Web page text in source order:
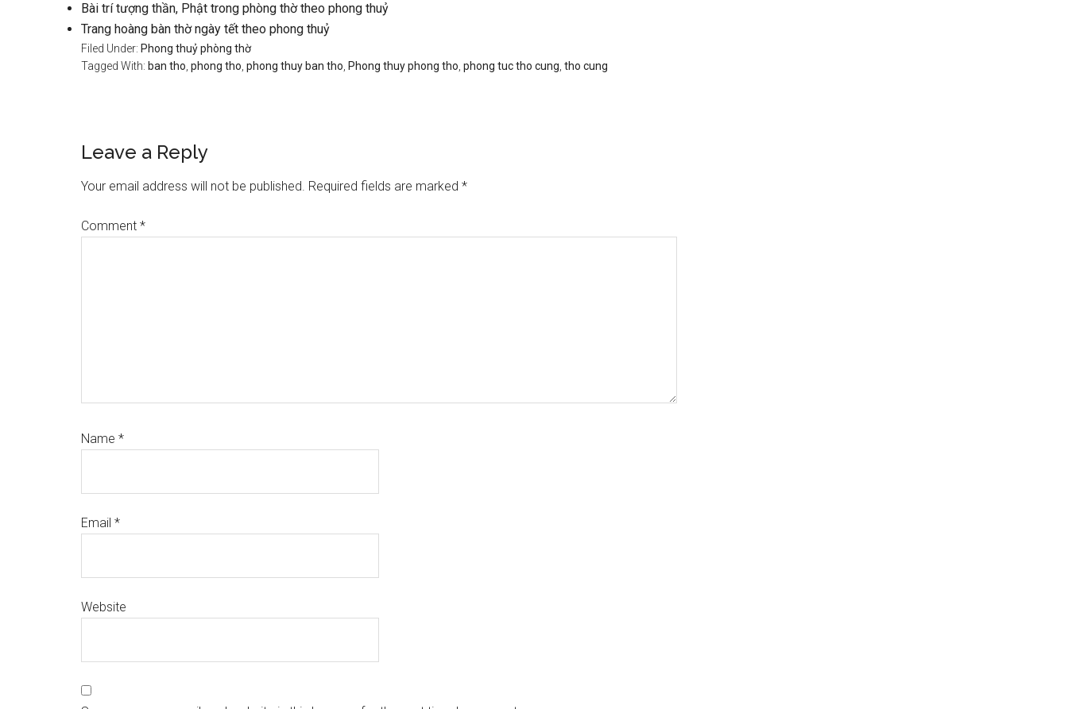
Bài trí tượng thần, Phật trong phòng thờ theo phong thuỷ
Trang hoàng bàn thờ ngày tết theo phong thuỷ
Filed Under: Phong thuỷ phòng thờ
Tagged With: ban tho phong tho phong thuy ban tho Phong thuy phong tho phong tuc tho cung tho cung
Reader
Interactions
Leave a Reply
Your email address will not be published. Required fields are marked *
Comment *
Name *
Email *
Website